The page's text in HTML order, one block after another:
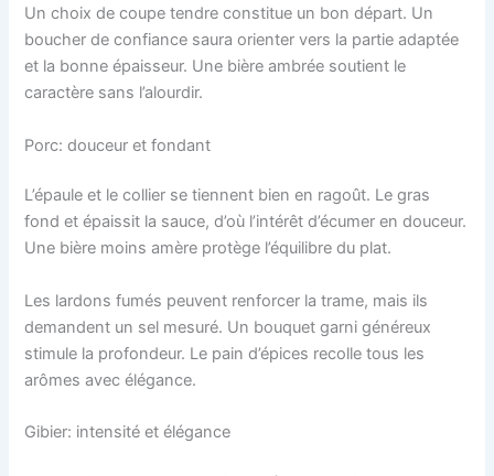
Un choix de coupe tendre constitue un bon départ. Un
boucher de confiance saura orienter vers la partie adaptée
et la bonne épaisseur. Une bière ambrée soutient le
caractère sans l’alourdir.
Porc: douceur et fondant
L’épaule et le collier se tiennent bien en ragoût. Le gras
fond et épaissit la sauce, d’où l’intérêt d’écumer en douceur.
Une bière moins amère protège l’équilibre du plat.
Les lardons fumés peuvent renforcer la trame, mais ils
demandent un sel mesuré. Un bouquet garni généreux
stimule la profondeur. Le pain d’épices recolle tous les
arômes avec élégance.
Gibier: intensité et élégance